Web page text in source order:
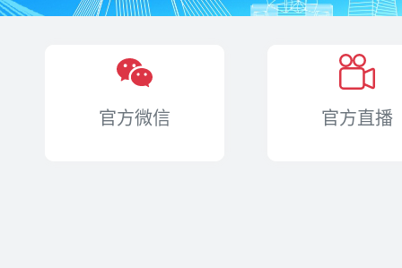
官方微信 官方直播